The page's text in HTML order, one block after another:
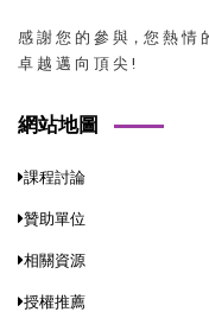
感 謝 您 的 參 與，您 熱 情
卓 越 邁 向 頂 尖 !
網站地圖
課程討論
贊助單位
相關資源
授權推薦